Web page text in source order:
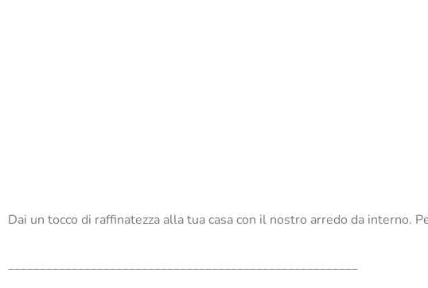
Dai un tocco di raffinatezza alla tua casa con il nostro arredo da interno.
_______________________________________________________